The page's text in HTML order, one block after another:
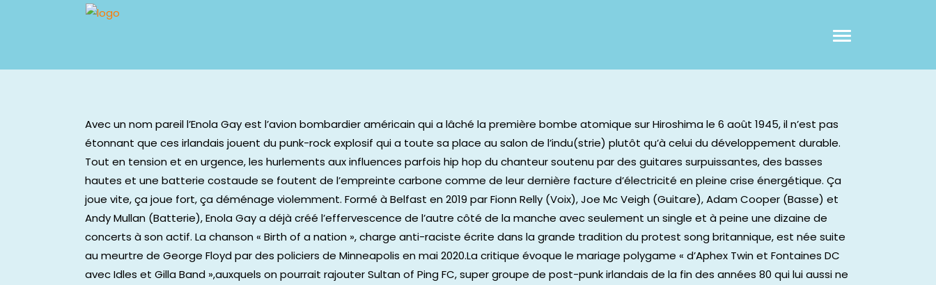
Avec un nom pareil l’Enola Gay est l’avion bombardier américain qui a lâché la première bombe atomique sur Hiroshima le 6 août 1945, il n’est pas
étonnant que ces irlandais jouent du punk-rock explosif qui a toute sa place au salon de l’indu(strie) plutôt qu’à celui du développement durable.
Tout en tension et en urgence, les hurlements aux influences parfois hip hop du chanteur soutenu par des guitares surpuissantes, des basses
hautes et une batterie costaude se foutent de l’empreinte carbone comme de leur dernière facture d’électricité en pleine crise énergétique. Ça
joue vite, ça joue fort, ça déménage violemment. Formé à Belfast en 2019 par Fionn Relly (Voix), Joe Mc Veigh (Guitare), Adam Cooper (Basse) et
Andy Mullan (Batterie), Enola Gay a déjà créé l’effervescence de l’autre côté de la manche avec seulement un single et à peine une dizaine de
concerts à son actif. La chanson « Birth of a nation », charge anti-raciste écrite dans la grande tradition du protest song britannique, est née suite
au meurtre de George Floyd par des policiers de Minneapolis en mai 2020.La critique évoque le mariage polygame « d’Aphex Twin et Fontaines DC
avec Idles et Gilla Band »,auxquels on pourrait rajouter Sultan of Ping FC, super groupe de post-punk irlandais de la fin des années 80 qui lui aussi ne